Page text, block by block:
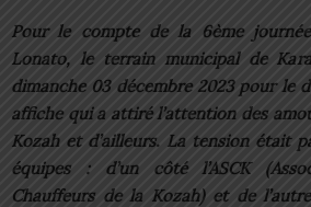
Pour le compte de la 6ème
Lonato, le terrain municipal de
dimanche 03 décembre 2023 pour le
affiche qui a attiré l’attention des
Kozah et d’ailleurs. La tension était
équipes : d’un côté l’ASCK
Chauffeurs de la Kozah) et de